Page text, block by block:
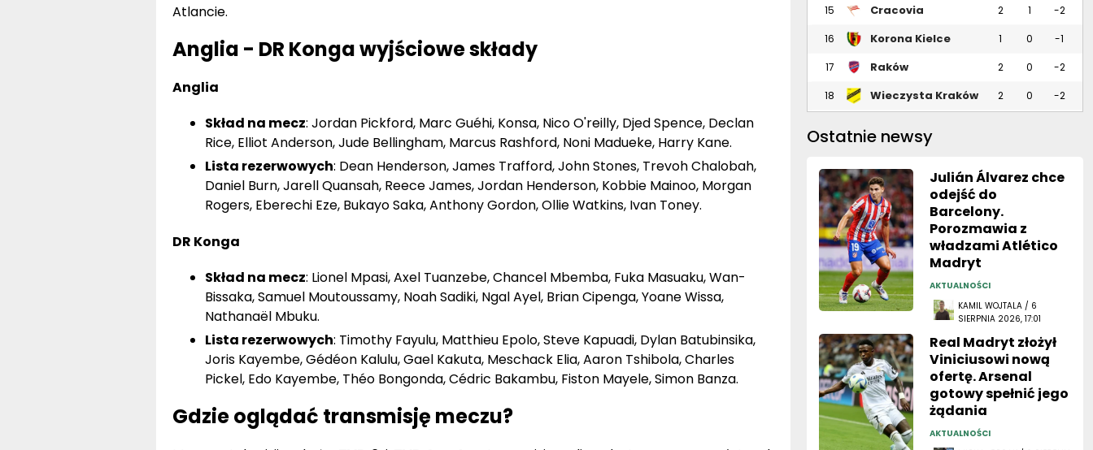
Anglia - DR Konga wyjściowe składy
Anglia
Skład na mecz
Rice, Elliot Anderson, Jude Bellingham, Marcus Rashford, Noni Madueke, Harry Kane.
Lista rezerwowych : Dean Henderson, James Trafford, John Stones, Trevoh Chalobah,
Daniel Burn, Jarell Quansah, Reece James, Jordan Henderson, Kobbie Mainoo, Morgan
Rogers, Eberechi Eze, Bukayo Saka, Anthony Gordon, Ollie Watkins, Ivan Toney.
DR Konga
Skład na mecz
Nathanaël Mbuku.
Lista rezerwowych
: Timothy Fayulu, Matthieu Epolo, Steve Kapuadi, Dylan Batubinsika,
Joris Kayembe, Gédéon Kalulu, Gael Kakuta, Meschack Elia, Aaron Tshibola, Charles
Pickel, Edo Kayembe, Théo Bongonda, Cédric Bakambu, Fiston Mayele, Simon Banza.
Gdzie oglądać transmisję meczu?
Mecz w telewizji pokażą TVP 2iTVP Sport, a transmisje online dostępne są na płatnych
platformach
MEGOGO Polsat Box Go Canal+Online oraz bezpłatnie na Betclic TV
16 Korona Kielce 1 0 -1
17
Raków
2 0 -2
18 Wieczysta Kraków 2 0 -2
Ostatnie newsy
odejść do
Barcelony.
Porozmawia z
władzami Atlético
Madryt
AKTUALNOŚCI
SIERPNIA 2026, 17:01
Real Madryt złożył
Viniciusowi nową
ofertę. Arsenal
gotowy spełnić jego
żądania
AKTUALNOŚCI
2026, 16:40